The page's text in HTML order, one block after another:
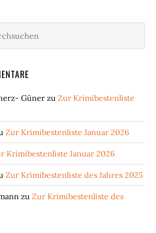
Güner zuZur Krimibestenliste
Zur Krimibestenliste Januar 2026
Krimibestenliste Januar 2026
Zur Krimibestenliste des Jahres 2025
zuZur Krimibestenliste des